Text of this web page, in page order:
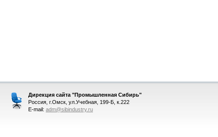
Дирекция сайта "Промышленная Сибирь"
Россия, г.Омск, ул.Учебная, 199-Б, к.222
E-mail: adm@sibindustry.ru